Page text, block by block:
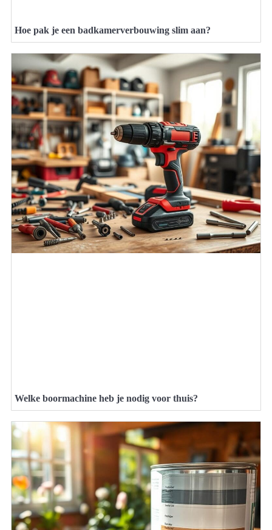
Hoe pak je een badkamerverbouwing slim aan?
Welke boormachine heb je nodig voor thuis?